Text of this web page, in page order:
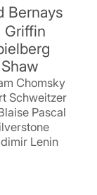
Bernays
Griffin
Chomsky
Schweitzer
Pascal
Lenin